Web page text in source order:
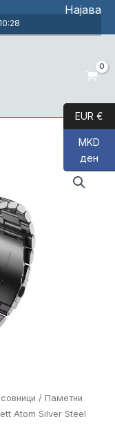
Најава
/ Паметни
Atom Silver Steel
EUR €
MKD
ден